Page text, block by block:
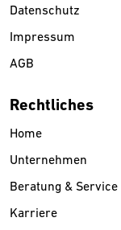
Datenschutz
Impressum
AGB
Rechtliches
Home
Unternehmen
Beratung & Service
Karriere